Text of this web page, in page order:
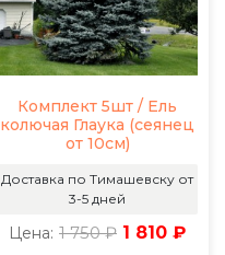
Комплект 5шт / Ель
колючая Глаука (сеянец
от 10см)
Доставка по Тимашевску от
3-5 дней
Цена: 1 750 ₽ 1 810 ₽